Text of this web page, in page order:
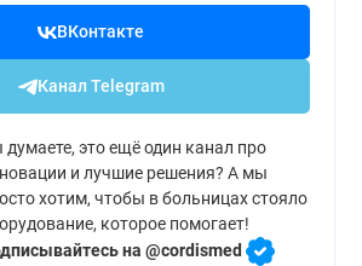
ВКонтакте
Канал Telegram
думаете, это ещё один канал про
и лучшие решения? А мы
хотим, чтобы в больницах стояло
которое помогает!
на @cordismed